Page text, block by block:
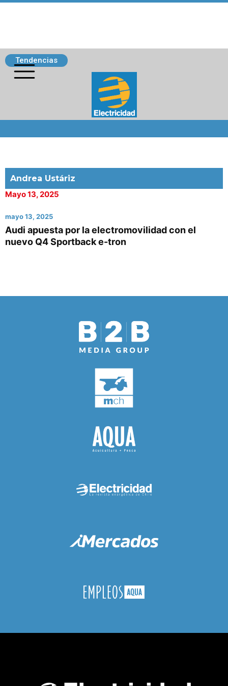
Tendencias
Andrea Ustáriz
Mayo 13, 2025
mayo 13, 2025
Audi apuesta por la electromovilidad con el
nuevo Q4 Sportback e-tron